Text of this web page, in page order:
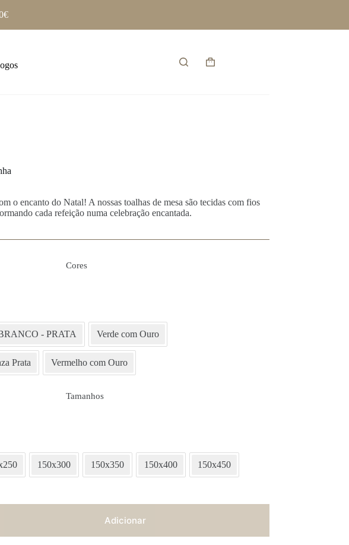
Carrinho
o encanto do Natal! A nossas toalhas de mesa são tecidas com fios
cada refeição numa celebração encantada.
Cores
- PRATA Verde com Ouro
Prata Vermelho com Ouro
Tamanhos
150x300 150x350 150x400 150x450
Adicionar